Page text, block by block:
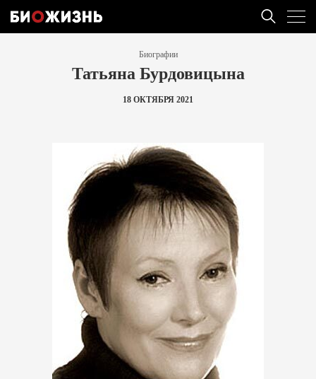
Биографии
Татьяна Бурдовицына
18 ОКТЯБРЯ 2021